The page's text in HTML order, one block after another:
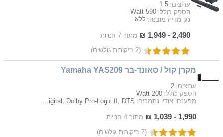
ערוצים: 1.5
הספק כולל: 590 Watt
נגן מדיה מובנה: ללא
2,490 - 1,949 ₪
מתוך 7 חנויות
(2 ביקורות גולשים)
מקרן קול / סאונד-בר Yamaha YAS209
ערוצים: 2
הספק כולל: 200 Watt
מפענחי אודיו נתמכים:
1,990 - 1,039 ₪
מתוך 4 חנויות
(7 ביקורות גולשים)